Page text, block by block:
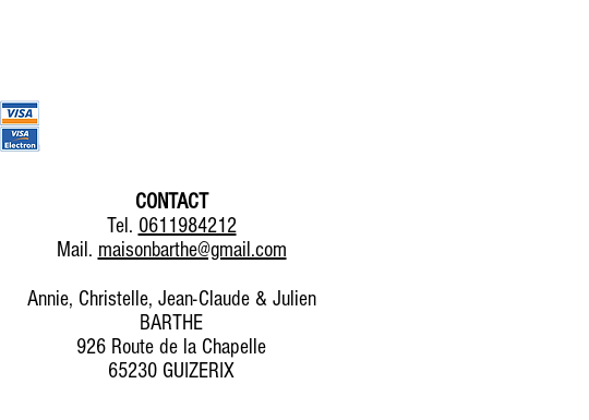
CONTACT
Tel. 0611984212
Mail. maisonbarthe@gmail.com
Annie, Christelle, Jean-Claude & Julien
BARTHE
926 Route de la Chapelle
65230 GUIZERIX